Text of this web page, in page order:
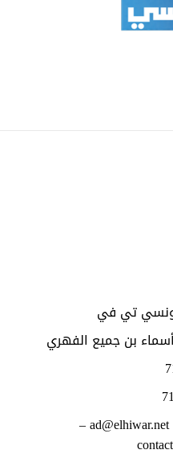
تي في
بن جميع الفهري
ad@elhiwar.net
–